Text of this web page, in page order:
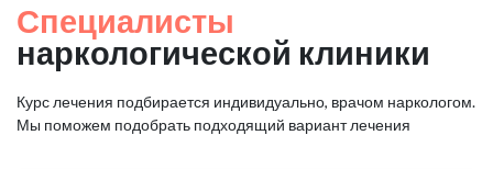
Специалисты
наркологической клиники
Курс лечения подбирается индивидуально, врачом наркологом.
Мы поможем подобрать подходящий вариант лечения